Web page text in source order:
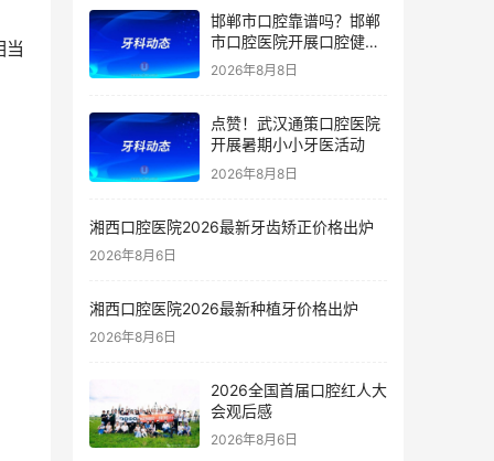
当
邯郸市口腔靠谱吗？邯郸
市口腔医院开展口腔健康
宣教公益活动
2026年8月8日
点赞！武汉通策口腔医院
开展暑期小小牙医活动
2026年8月8日
湘西口腔医院2026最新牙齿矫正价格出炉
2026年8月6日
湘西口腔医院2026最新种植牙价格出炉
2026年8月6日
2026全国首届口腔红人大
会观后感
2026年8月6日